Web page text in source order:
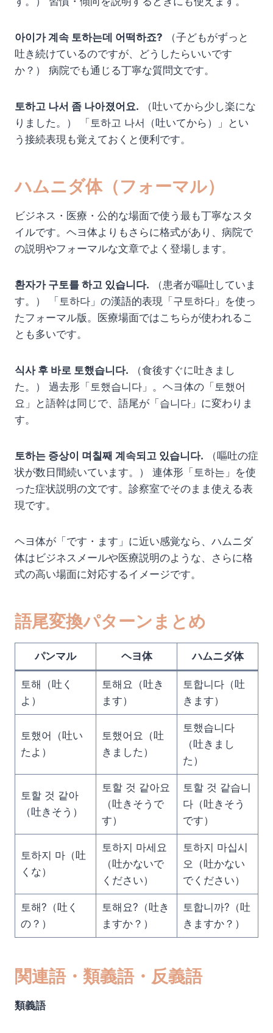
아이가 계속 토하는데 어떡하죠? （子どもがずっと
吐き続けているのですが、どうしたらいいです
か？） 病院でも通じる丁寧な質問文です。
토하고 나서 좀 나아졌어요. （吐いてから少し楽にな
りました。） 「토하고 나서（吐いてから）」とい
う接続表現も覚えておくと便利です。
ハムニダ体（フォーマル）
ビジネス・医療・公的な場面で使う最も丁寧なスタ
イルです。ヘヨ体よりもさらに格式があり、病院で
の説明やフォーマルな文章でよく登場します。
환자가 구토를 하고 있습니다. （患者が嘔吐していま
す。） 「토하다」の漢語的表現「구토하다」を使っ
たフォーマル版。医療場面ではこちらが使われるこ
とも多いです。
식사 후 바로 토했습니다. （食後すぐに吐きまし
た。） 過去形「토했습니다」。ヘヨ体の「토했어
요」と語幹は同じで、語尾が「습니다」に変わりま
す。
토하는 증상이 며칠째 계속되고 있습니다. （嘔吐の症
状が数日間続いています。） 連体形「토하는」を使
った症状説明の文です。診察室でそのまま使える表
現です。
ヘヨ体が「です・ます」に近い感覚なら、ハムニダ
体はビジネスメールや医療説明のような、さらに格
式の高い場面に対応するイメージです。
語尾変換パターンまとめ
パンマル ヘヨ体 ハムニダ体
토해（吐く
よ）
토해요（吐き
ます）
토합니다（吐
きます）
토했어（吐い
たよ）
토했어요（吐
きました）
토했습니다
（吐きまし
た）
토할 것 같아
（吐きそう）
토할 것 같아요
（吐きそうで
す）
토할 것 같습니
다（吐きそう
です）
토하지 마（吐
くな）
토하지 마세요
（吐かないで
ください）
토하지 마십시
오（吐かない
でください）
토해?（吐く
の？）
토해요?（吐き
ますか？）
토합니까?（吐
きますか？）
関連語・類義語・反義語
類義語